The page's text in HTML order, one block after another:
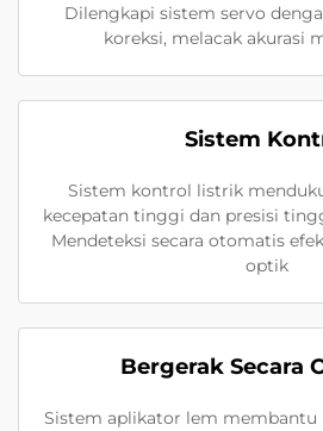
Dilengkapi sistem servo
koreksi, melacak akurasi
Sistem
Sistem kontrol listrik
kecepatan tinggi dan presisi
Mendeteksi secara otomatis
optik
Bergerak Secara
Sistem aplikator lem membantu